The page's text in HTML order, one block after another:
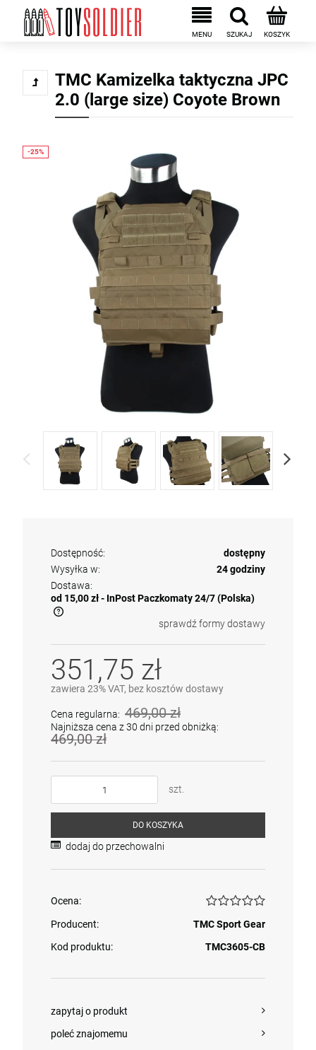
TMC Kamizelka taktyczna JPC
2.0 (large size) Coyote Brown
Dostępność:
dostępny
Wysyłka w:
24 godziny
Dostawa:
od 15,00 zł- InPost Paczkomaty 24/7(Polska)
Cena nie zawiera ewentualnych kosztów płatności
sprawdź formy dostawy
351,75 zł
zawiera 23% VAT, bez kosztów dostawy
Cena regularna: 469,00 zł
Najniższa cena z 30 dni przed obniżką:
469,00 zł
szt.
DO KOSZYKA
dodaj do przechowalni
Ocena:
Producent:
TMC Sport Gear
Kod produktu:
TMC3605-CB
zapytaj o produkt
poleć znajomemu